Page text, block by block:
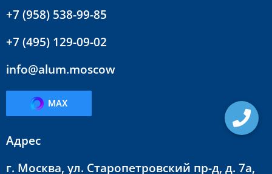
+7 (958) 538-99-85
+7 (495) 129-09-02
info@alum.moscow
MAX
Адрес
г. Москва, ул. Старопетровский пр-д, д. 7а,